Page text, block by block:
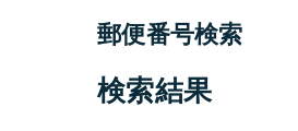
郵便番号検索
検索結果